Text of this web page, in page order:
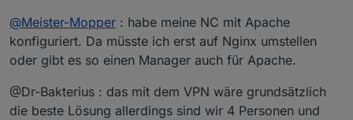
@Meister-Mopper : habe meine NC mit Apache
konfiguriert. Da müsste ich erst auf Nginx umstellen
oder gibt es so einen Manager auch für Apache.
@Dr-Bakterius : das mit dem VPN wäre grundsätzlich
die beste Lösung allerdings sind wir 4 Personen und